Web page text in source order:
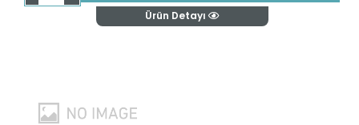
Ürün Detayı